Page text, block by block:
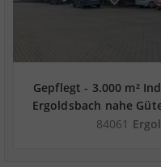
Gepflegt - 3.000 m²
Ergoldsbach nahe
Bayernhafen
84061